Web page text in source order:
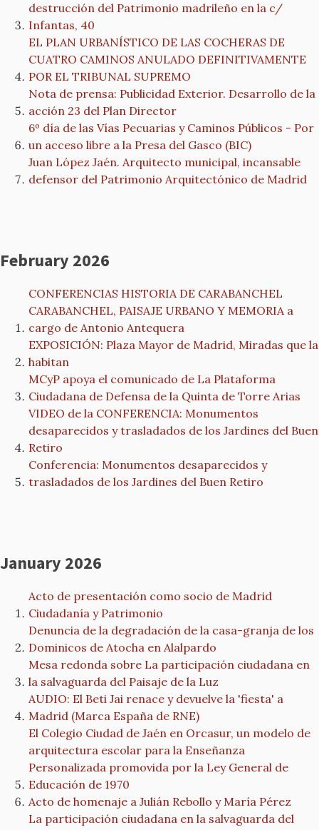
destrucción del Patrimonio madrileño en la c/
Infantas, 40
EL PLAN URBANÍSTICO DE LAS COCHERAS DE
CUATRO CAMINOS ANULADO DEFINITIVAMENTE
POR EL TRIBUNAL SUPREMO
Nota de prensa: Publicidad Exterior. Desarrollo de la
acción 23 del Plan Director
6º día de las Vías Pecuarias y Caminos Públicos - Por
un acceso libre a la Presa del Gasco (BIC)
Juan López Jaén. Arquitecto municipal, incansable
defensor del Patrimonio Arquitectónico de Madrid
February 2026
CONFERENCIAS HISTORIA DE CARABANCHEL
CARABANCHEL, PAISAJE URBANO Y MEMORIA a
cargo de Antonio Antequera
EXPOSICIÓN: Plaza Mayor de Madrid, Miradas que la
habitan
MCyP apoya el comunicado de La Plataforma
Ciudadana de Defensa de la Quinta de Torre Arias
VIDEO de la CONFERENCIA: Monumentos
desaparecidos y trasladados de los Jardines del Buen
Retiro
Conferencia: Monumentos desaparecidos y
trasladados de los Jardines del Buen Retiro
January 2026
Acto de presentación como socio de Madrid
Ciudadanía y Patrimonio
Denuncia de la degradación de la casa-granja de los
Dominicos de Atocha en Alalpardo
Mesa redonda sobre La participación ciudadana en
la salvaguarda del Paisaje de la Luz
AUDIO: El Beti Jai renace y devuelve la 'fiesta' a
Madrid (Marca España de RNE)
El Colegio Ciudad de Jaén en Orcasur, un modelo de
arquitectura escolar para la Enseñanza
Personalizada promovida por la Ley General de
Educación de 1970
Acto de homenaje a Julián Rebollo y María Pérez
La participación ciudadana en la salvaguarda del